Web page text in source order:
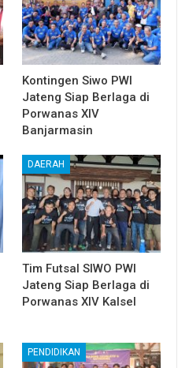
Kontingen Siwo PWI
Jateng Siap Berlaga di
Porwanas XIV
Banjarmasin
DAERAH
Tim Futsal SIWO PWI
Jateng Siap Berlaga di
Porwanas XIV Kalsel
PENDIDIKAN